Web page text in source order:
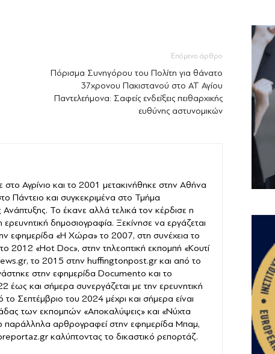
Επόμενο άρθρο
Πόρισμα Συνηγόρου του Πολίτη για θάνατο
37χρονου Πακιστανού στο ΑΤ Αγίου
Παντελεήμονα: Σαφείς ενδείξεις πειθαρχικής
ευθύνης αστυνομικών
Αγρίνιο και το 2001 μετακινήθηκε στην Αθήνα
Πάντειο και συγκεκριμένα στο Τμήμα
Ανάπτυξης. Το έκανε αλλά τελικά τον κέρδισε η
ερευνητική δημοσιογραφία. Ξεκίνησε να εργάζεται
εφημερίδα «Η Χώρα» το 2007, στη συνέχεια το
2012 «Hot Doc», στην τηλεοπτική εκπομπή «Κουτί
το 2015 στην huffingtonpost.gr και από το
στην εφημερίδα Documento και το
και σήμερα συνεργάζεται με την ερευνητική
Σεπτέμβριο του 2024 μέχρι και σήμερα είναι
των εκπομπών «Αποκαλύψεις» και «Νύχτα
αρθρογραφεί στην εφημερίδα Μπαμ,
καλύπτοντας το δικαστικό ρεπορτάζ.